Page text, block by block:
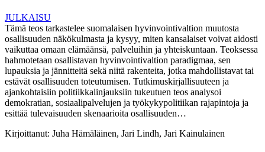
JULKAISU
Tämä teos tarkastelee suomalaisen hyvinvointivaltion muutosta
osallisuuden näkökulmasta ja kysyy, miten kansalaiset voivat aidosti
vaikuttaa omaan elämäänsä, palveluihin ja yhteiskuntaan. Teoksessa
hahmotetaan osallistavan hyvinvointivaltion paradigmaa, sen
lupauksia ja jännitteitä sekä niitä rakenteita, jotka mahdollistavat tai
estävät osallisuuden toteutumisen. Tutkimuskirjallisuuteen ja
ajankohtaisiin politiikkalinjauksiin tukeutuen teos analysoi
demokratian, sosiaalipalvelujen ja työkykypolitiikan rajapintoja ja
esittää tulevaisuuden skenaarioita osallisuuden…
Kirjoittanut: Juha Hämäläinen, Jari Lindh, Jari Kainulainen